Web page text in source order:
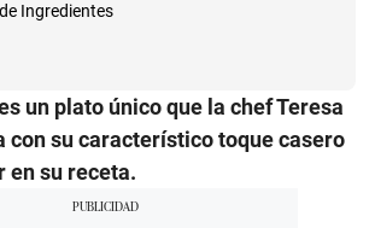
Ingredientes
un plato único que la chef Teresa
con su característico toque casero
en su receta.